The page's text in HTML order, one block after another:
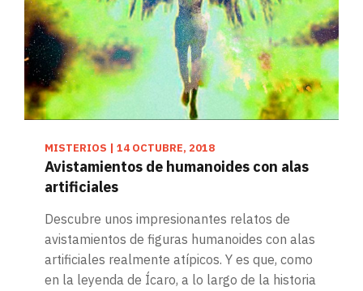
MISTERIOS | 14 OCTUBRE, 2018
Avistamientos de humanoides con alas
artificiales
Descubre unos impresionantes relatos de
avistamientos de figuras humanoides con alas
artificiales realmente atípicos. Y es que, como
en la leyenda de Ícaro, a lo largo de la historia